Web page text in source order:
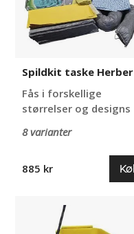
Spildkit taske
Fås i forskellige
størrelser og designs
8 varianter
885 kr